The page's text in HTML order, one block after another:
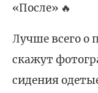
«После» 🔥
Лучше всего о
скажут
сидения